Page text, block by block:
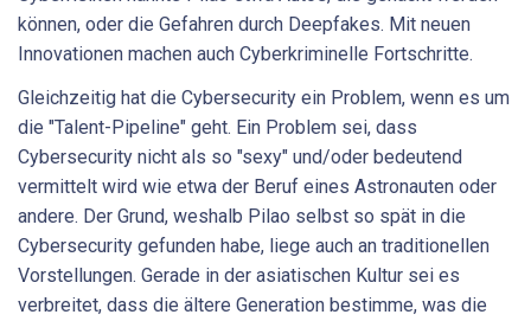
können, oder die Gefahren durch Deepfakes. Mit neuen
Innovationen machen auch Cyberkriminelle Fortschritte.
Gleichzeitig hat die Cybersecurity ein Problem, wenn es um
die "Talent-Pipeline" geht. Ein Problem sei, dass
Cybersecurity nicht als so "sexy" und/oder bedeutend
vermittelt wird wie etwa der Beruf eines Astronauten oder
andere. Der Grund, weshalb Pilao selbst so spät in die
Cybersecurity gefunden habe, liege auch an traditionellen
Vorstellungen. Gerade in der asiatischen Kultur sei es
verbreitet, dass die ältere Generation bestimme, was die